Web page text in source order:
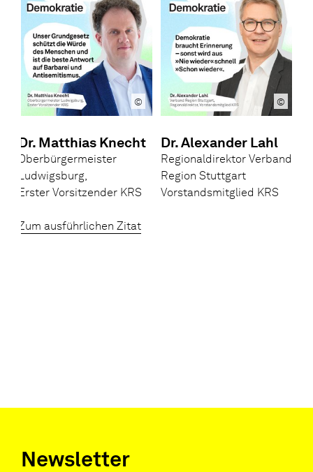
©
Dr. Matthias Knecht
Oberbürgermeister
Ludwigsburg,
Erster Vorsitzender KRS
Zum ausführlichen Zitat
©
Dr. Alexander Lahl
Regionaldirektor Verband
Region Stuttgart
Vorstandsmitglied KRS
Newsletter